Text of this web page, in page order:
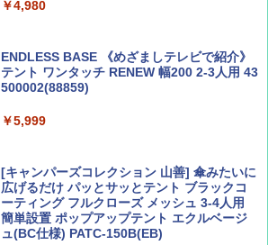
AIRLINE（エアライン）2026年9月号【特
集】ボーイング110周年を祝して！
ァキア 2026～2027 地球の歩き方A ヨーロッ
￥2,277
A09 地球の歩き方 イタリア 2026～2027 地
球の歩き方A ヨーロッパ
￥4,980
ENDLESS BASE 《めざましテレビで紹介》
テント ワンタッチ RENEW 幅200 2-3人用 43
500002(88859)
￥5,999
[キャンパーズコレクション 山善] 傘みたいに
広げるだけ パッとサッとテント ブラックコ
ーティング フルクローズ メッシュ 3-4人用
簡単設置 ポップアップテント エクルベージ
ュ(BC仕様) PATC-150B(EB)